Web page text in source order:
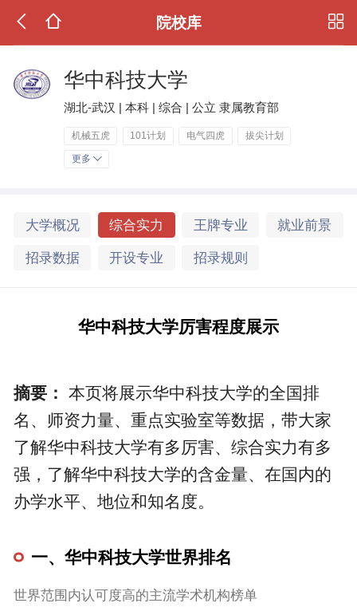
院校库
华中科技大学
湖北-武汉 | 本科 | 综合 | 公立 隶属教育部
机械五虎 101计划 电气四虎 拔尖计划
更多
大学概况 综合实力 王牌专业 就业前景
招录数据 开设专业 招录规则
华中科技大学厉害程度展示
摘要：
本页将展示华中科技大学的全国排
名、师资力量、重点实验室等数据，带大家
了解华中科技大学有多厉害、综合实力有多
强，了解华中科技大学的含金量、在国内的
办学水平、地位和知名度。
一、华中科技大学世界排名
世界范围内认可度高的主流学术机构榜单